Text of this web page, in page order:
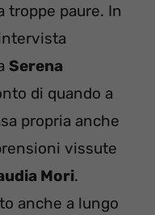
troppe paure. In
Serena
di quando a
propria anche
vissute
Mori.
anche a lungo